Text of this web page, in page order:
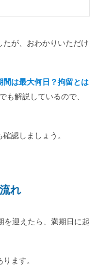
たが、おわかりいただけ
間は最大何日？拘留とは
でも解説しているので、
認しましょう。
れ
を迎えたら、満期日に起
ます。